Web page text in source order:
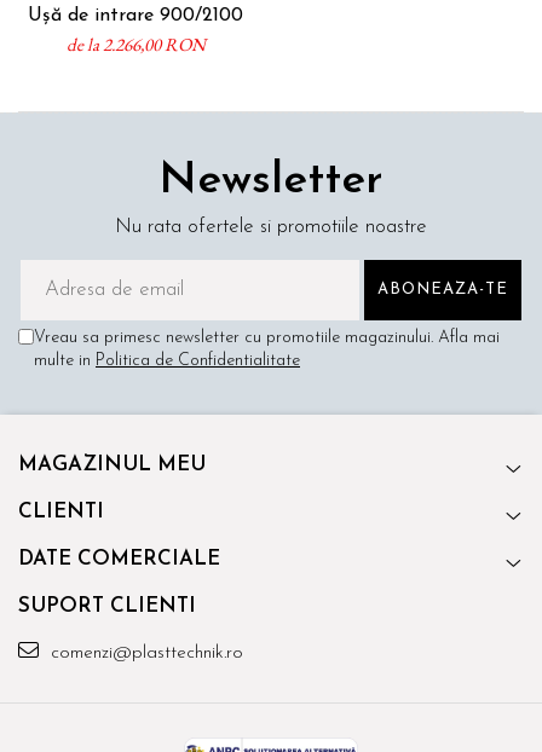
Ușă de intrare 900/2100
de la 2.266,00 RON
Newsletter
Nu rata ofertele si promotiile noastre
Vreau sa primesc newsletter cu promotiile magazinului. Afla mai
multe in Politica de Confidentialitate
MAGAZINUL MEU
CLIENTI
DATE COMERCIALE
SUPORT CLIENTI
comenzi@plasttechnik.ro